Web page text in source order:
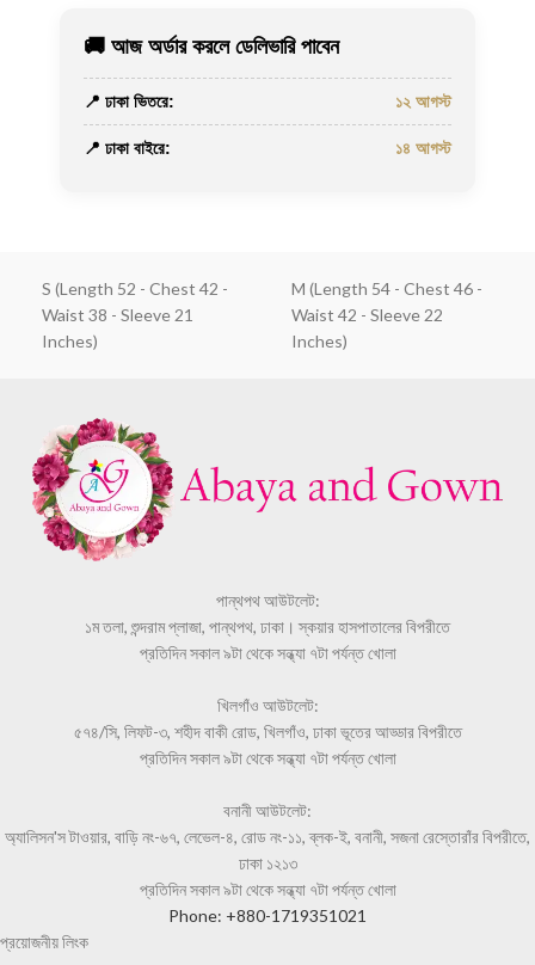
🚚 আজ অর্ডার করলে ডেলিভারি পাবেন
📍 ঢাকা ভিতরে: ১২ আগস্ট
📍 ঢাকা বাইরে: ১৪ আগস্ট
S (Length 52 - Chest 42 -
Waist 38 - Sleeve 21
Inches)
M (Length 54 - Chest 46 -
Waist 42 - Sleeve 22
Inches)
পান্থপথ আউটলেট:
১ম তলা, শুন্দরাম প্লাজা, পান্থপথ, ঢাকা। স্কয়ার হাসপাতালের বিপরীতে
প্রতিদিন সকাল ৯টা থেকে সন্ধ্যা ৭টা পর্যন্ত খোলা
খিলগাঁও আউটলেট:
৫৭৪/সি, লিফট-৩, শহীদ বাকী রোড, খিলগাঁও, ঢাকা ভূতের আড্ডার বিপরীতে
প্রতিদিন সকাল ৯টা থেকে সন্ধ্যা ৭টা পর্যন্ত খোলা
বনানী আউটলেট:
অ্যালিসন'স টাওয়ার, বাড়ি নং-৬৭, লেভেল-৪, রোড নং-১১, ব্লক-ই, বনানী, সজনা রেস্তোরাঁর বিপরীতে,
ঢাকা ১২১৩
প্রতিদিন সকাল ৯টা থেকে সন্ধ্যা ৭টা পর্যন্ত খোলা
Phone: +880-1719351021
প্রয়োজনীয় লিংক